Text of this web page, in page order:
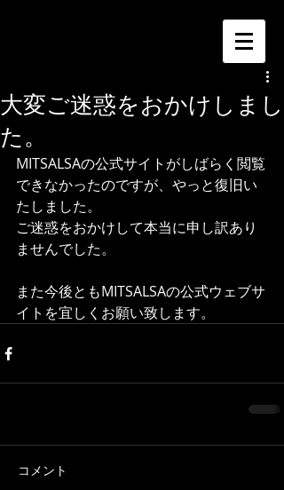
大変ご迷惑をおかけしまし
た。
MITSALSAの公式サイトがしばらく閲覧
できなかったのですが、やっと復旧い
たしました。
ご迷惑をおかけして本当に申し訳あり
ませんでした。
また今後ともMITSALSAの公式ウェブサ
イトを宜しくお願い致します。
コメント